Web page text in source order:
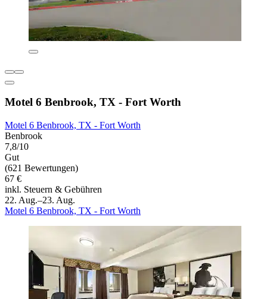
Motel 6 Benbrook, TX - Fort Worth
Motel 6 Benbrook, TX - Fort Worth
Benbrook
7,8/10
Gut
(621 Bewertungen)
67 €
inkl. Steuern & Gebühren
22. Aug.–23. Aug.
Motel 6 Benbrook, TX - Fort Worth